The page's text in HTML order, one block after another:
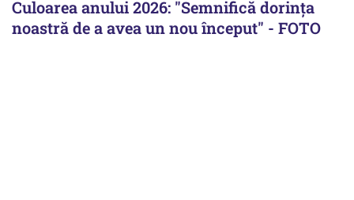
Culoarea anului 2026: "Semnifică dorința
noastră de a avea un nou început" - FOTO